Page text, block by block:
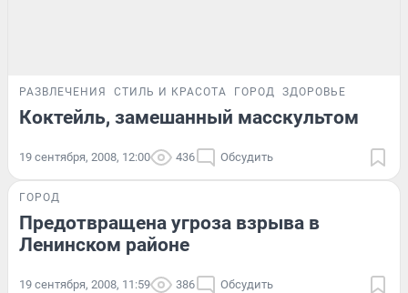
РАЗВЛЕЧЕНИЯ СТИЛЬ И КРАСОТА ГОРОД ЗДОРОВЬЕ
Коктейль, замешанный масскультом
19 сентября, 2008, 12:00 436 Обсудить
ГОРОД
Предотвращена угроза взрыва в
Ленинском районе
19 сентября, 2008, 11:59 386 Обсудить